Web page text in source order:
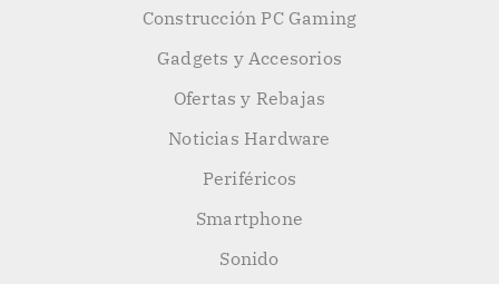
Construcción PC Gaming
Gadgets y Accesorios
Ofertas y Rebajas
Noticias Hardware
Periféricos
Smartphone
Sonido